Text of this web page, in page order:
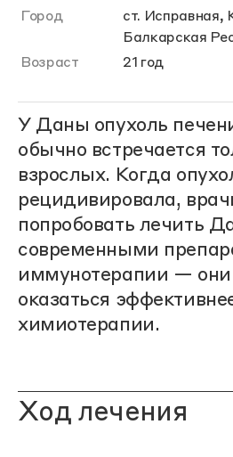
Город
ст. Исправная,
Балкарская
Возраст
21 год
У Даны опухоль
обычно встречается
взрослых. Когда
рецидивировала,
попробовать лечить
современными
иммунотерапии — они
оказаться
химиотерапии.
Ход лечения